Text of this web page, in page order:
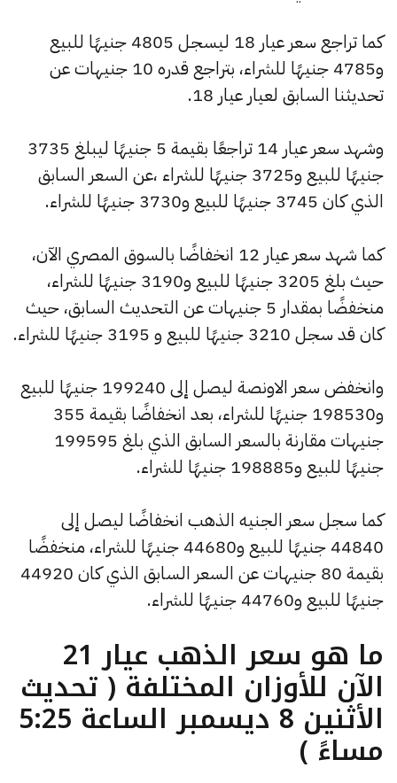
كما تراجع سعر عيار 18 ليسجل 4805 جنيهًا للبيع
و4785 جنيهًا للشراء، بتراجع قدره 10 جنيهات عن
تحديثنا السابق لعيار عيار 18.
وشهد سعر عيار 14 تراجعًا بقيمة 5 جنيهًا ليبلغ 3735
جنيهًا للبيع و3725 جنيهًا للشراء ،عن السعر السابق
الذي كان 3745 جنيهًا للبيع و3730 جنيهًا للشراء.
كما شهد سعر عيار 12 انخفاضًا بالسوق المصري الآن،
حيث بلغ 3205 جنيهًا للبيع و3190 جنيهًا للشراء،
منخفضًا بمقدار 5 جنيهات عن التحديث السابق، حيث
كان قد سجل 3210 جنيهًا للبيع و 3195 جنيهًا للشراء.
وانخفض سعر الاونصة ليصل إلى 199240 جنيهًا للبيع
و198530 جنيهًا للشراء، بعد انخفاضًا بقيمة 355
جنيهات مقارنة بالسعر السابق الذي بلغ 199595
جنيهًا للبيع و198885 جنيهًا للشراء.
كما سجل سعر الجنيه الذهب انخفاضًا ليصل إلى
44840 جنيهًا للبيع و44680 جنيهًا للشراء، منخفضًا
بقيمة 80 جنيهات عن السعر السابق الذي كان 44920
جنيهًا للبيع و44760 جنيهًا للشراء.
ما هو سعر الذهب عيار 21
الآن للأوزان المختلفة ( تحديث
الأثنين 8 ديسمبر الساعة 5:25
مساءً )